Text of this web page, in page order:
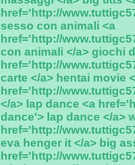
href='http://
sesso con animali <a
href='http://
con animali </a> giochi
href='http://
carte </a> hentai movie
href='http://
</a> lap dance <a
dance'> lap dance </a>
href='http://
eva henger it </a> big
href='http://